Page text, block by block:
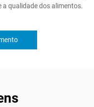
qualidade dos alimentos.